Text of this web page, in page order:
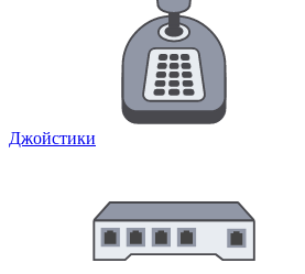
Джойстики